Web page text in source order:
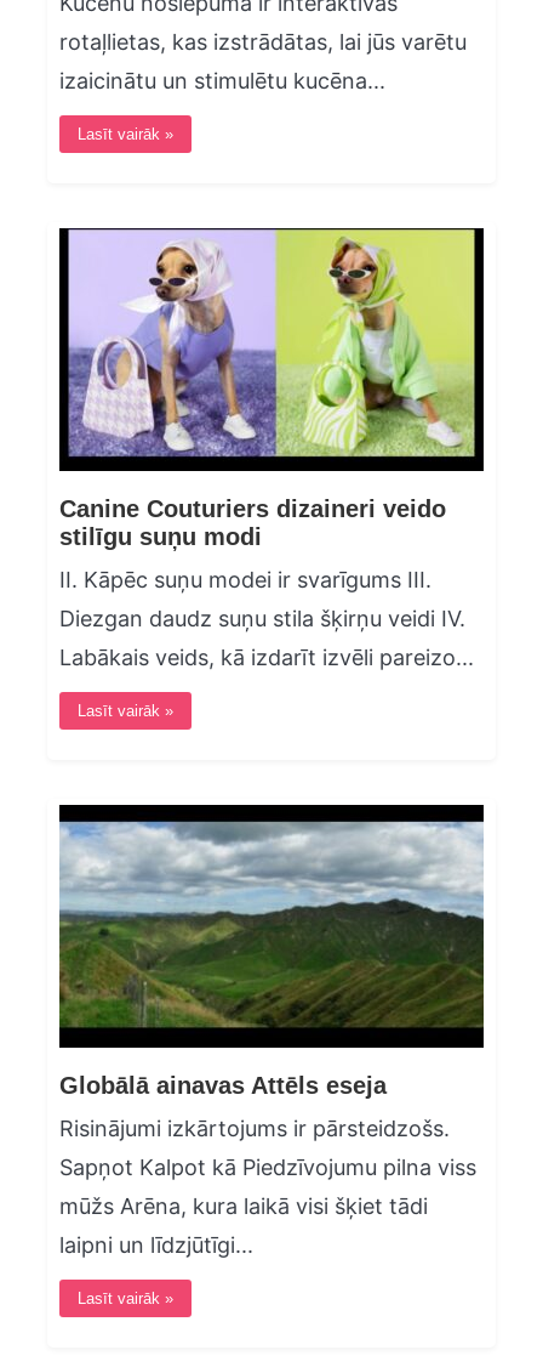
rotaļlietas, kas izstrādātas, lai jūs varētu
izaicinātu un stimulētu kucēna...
Lasīt vairāk »
Canine Couturiers dizaineri veido
stilīgu suņu modi
II. Kāpēc suņu modei ir svarīgums III.
Diezgan daudz suņu stila šķirņu veidi IV.
Labākais veids, kā izdarīt izvēli pareizo...
Lasīt vairāk »
Globālā ainavas Attēls eseja
Risinājumi izkārtojums ir pārsteidzošs.
Sapņot Kalpot kā Piedzīvojumu pilna viss
mūžs Arēna, kura laikā visi šķiet tādi
laipni un līdzjūtīgi...
Lasīt vairāk »